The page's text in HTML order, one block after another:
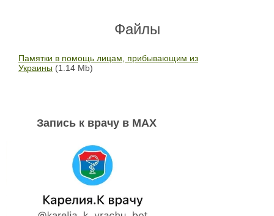
Файлы
Памятки в помощь лицам, прибывающим из
Украины (1.14 Mb)
Запись к врачу в MAX